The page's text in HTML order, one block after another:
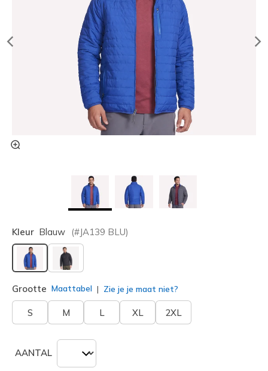
Kleur Blauw (#JA139 BLU)
geselecteerd
Grootte Maattabel Zie je je maat niet?
S M L XL 2XL
AANTAL